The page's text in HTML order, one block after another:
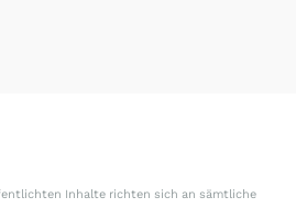
Inhalte richten sich an sämtliche